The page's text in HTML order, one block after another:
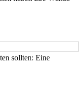
sollten: Eine